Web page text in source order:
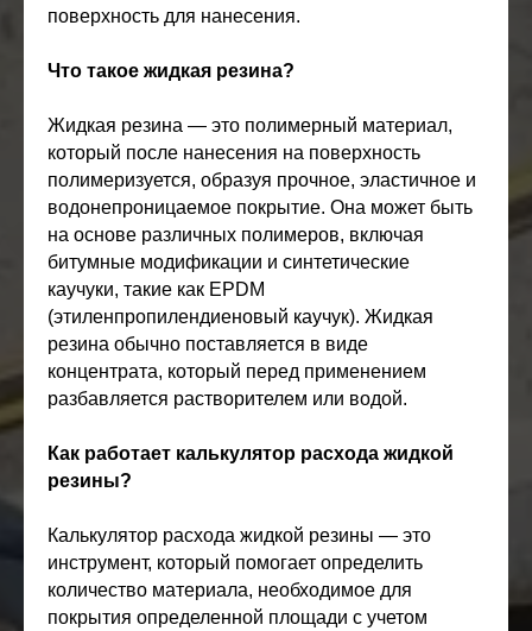
поверхность для нанесения.
Что такое жидкая резина?
Жидкая резина — это полимерный материал,
который после нанесения на поверхность
полимеризуется, образуя прочное, эластичное и
водонепроницаемое покрытие. Она может быть
на основе различных полимеров, включая
битумные модификации и синтетические
каучуки, такие как EPDM
(этиленпропилендиеновый каучук). Жидкая
резина обычно поставляется в виде
концентрата, который перед применением
разбавляется растворителем или водой.
Как работает калькулятор расхода жидкой
резины?
Калькулятор расхода жидкой резины — это
инструмент, который помогает определить
количество материала, необходимое для
покрытия определенной площади с учетом